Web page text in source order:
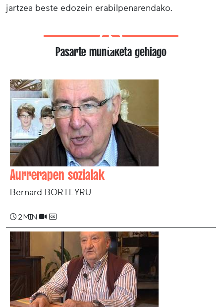
jartzea beste edozein erabilpenarendako.
Pasarte muntaketa gehiago
Aurrerapen sozialak
Bernard BORTEYRU
2 min